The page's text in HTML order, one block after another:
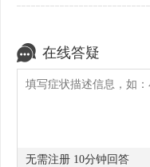
在线答疑
无需注册 10分钟回答